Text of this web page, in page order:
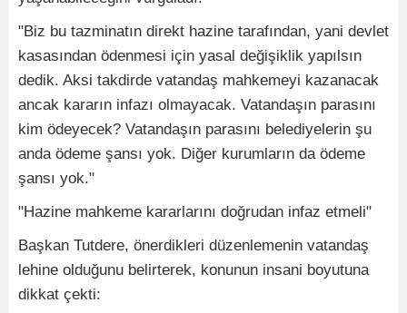
"Biz bu tazminatın direkt hazine tarafından, yani devlet
kasasından ödenmesi için yasal değişiklik yapılsın
dedik. Aksi takdirde vatandaş mahkemeyi kazanacak
ancak kararın infazı olmayacak. Vatandaşın parasını
kim ödeyecek? Vatandaşın parasını belediyelerin şu
anda ödeme şansı yok. Diğer kurumların da ödeme
şansı yok."
"Hazine mahkeme kararlarını doğrudan infaz etmeli"
Başkan Tutdere, önerdikleri düzenlemenin vatandaş
lehine olduğunu belirterek, konunun insani boyutuna
dikkat çekti: